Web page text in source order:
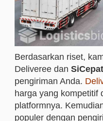
Berdasarkan riset,
Deliveree dan
pengiriman Anda.
harga yang kompetitif
platformnya.
populer dengan